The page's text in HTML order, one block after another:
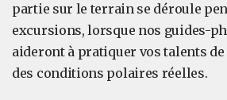
partie sur le terrain se déroule
excursions, lorsque nos guides-
aideront à pratiquer vos talents
des conditions polaires réelles.